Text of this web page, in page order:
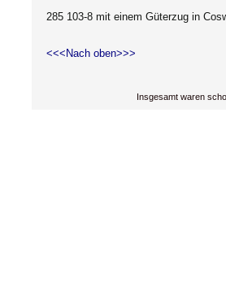
285 103-8 mit einem Güterzug in
<<<Nach oben>>>
Insgesamt waren